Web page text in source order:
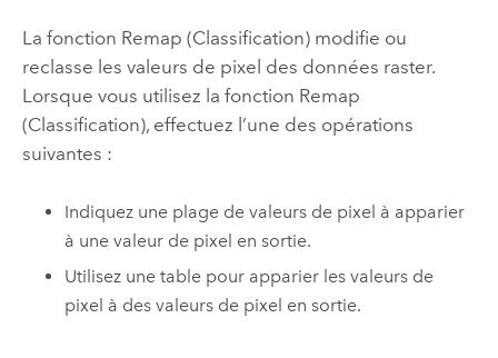
La fonction Remap (Classification) modifie ou
reclasse les valeurs de pixel des données raster.
Lorsque vous utilisez la fonction Remap
(Classification), effectuez l’une des opérations
suivantes :
Indiquez une plage de valeurs de pixel à apparier
à une valeur de pixel en sortie.
Utilisez une table pour apparier les valeurs de
pixel à des valeurs de pixel en sortie.